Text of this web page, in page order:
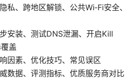
私、跨地区解锁、公共Wi‑Fi安全、
安装、测试DNS泄漏、开启Kill
盖
因素、优化技巧、常见误区
数据、评测指标、优质服务商对比